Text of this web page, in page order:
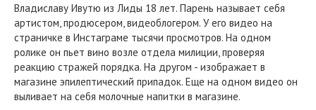
Владиславу Ивутю из Лиды 18 лет. Парень называет себя
артистом, продюсером, видеоблогером. У его видео на
страничке в Инстаграме тысячи просмотров. На одном
ролике он пьет вино возле отдела милиции, проверяя
реакцию стражей порядка. На другом - изображает в
магазине эпилептический припадок. Еще на одном видео он
выливает на себя молочные напитки в магазине.